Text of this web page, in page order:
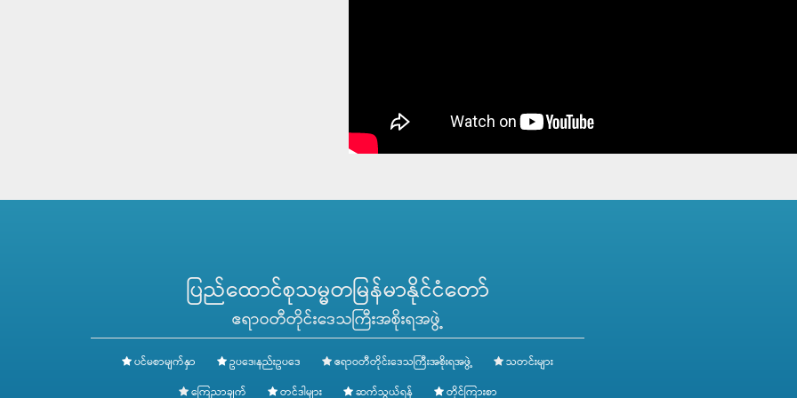
ပြည်ထောင်စုသမ္မတမြန်မာနိုင်ငံတော်
ဧရာဝတီတိုင်းဒေသကြီးအစိုးရအဖွဲ့
ပင်မစာမျက်နှာ ဥပဒေ၊နည်းဥပဒေ ဧရာဝတီတိုင်းဒေသကြီးအစိုးရအဖွဲ့
သတင်းများ
ကြေညာချက်
တင်ဒါများ ဆက်သွယ်ရန် တိုင်ကြားစာ